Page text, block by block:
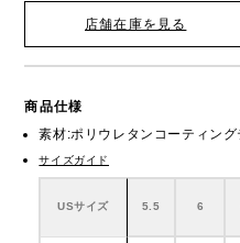
店舗在庫を見る
商品仕様
素材:ポリウレタンコーティン
サイズガイド
USサイズ 5.5 6